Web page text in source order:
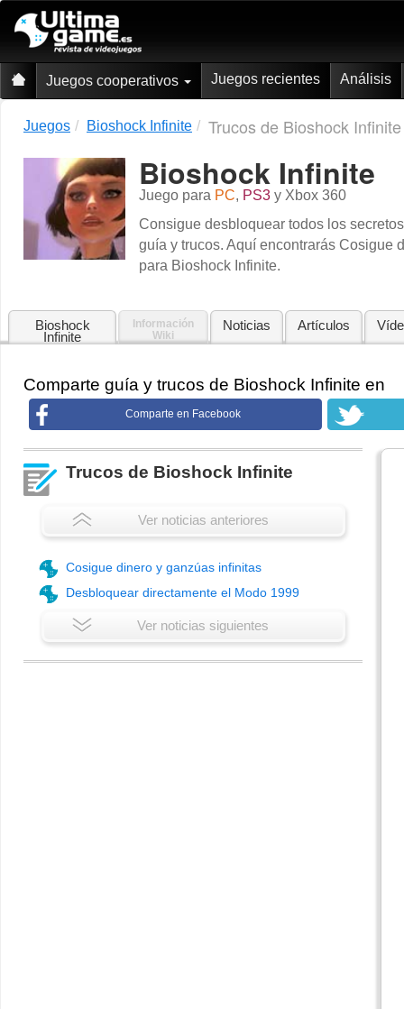
Juegos cooperativos Juegos recientes Análisis
Juegos Bioshock Infinite Trucos de Bioshock Infinite
Bioshock Infinite
Juego para PC, PS3y Xbox 360
Consigue desbloquear todos los
guía y trucos. Aquí encontrarás Cosigue
para Bioshock Infinite.
Bioshock
Infinite
Información
Wiki
Noticias Artículos
Comparte guía y trucos de Bioshock Infinite en
Comparte en Facebook
Trucos de Bioshock Infinite
Ver noticias anteriores
Cosigue dinero y ganzúas infinitas
Desbloquear directamente el Modo 1999
Ver noticias siguientes